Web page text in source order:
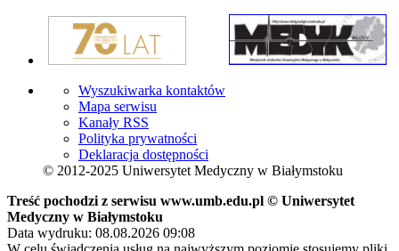
Wyszukiwarka kontaktów
Mapa serwisu
Kanały RSS
Polityka prywatności
Deklaracja dostępności
© 2012-2025 Uniwersytet Medyczny w Białymstoku
Treść pochodzi z serwisu www.umb.edu.pl © Uniwersytet
Medyczny w Białymstoku
Data wydruku: 08.08.2026 09:08